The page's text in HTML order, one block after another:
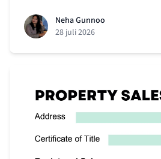
Neha Gunnoo
28 juli 2026